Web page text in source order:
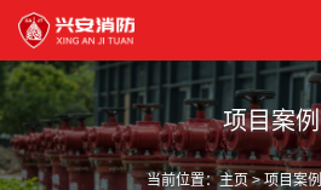
项目案例
当前位置：主页>项目案例